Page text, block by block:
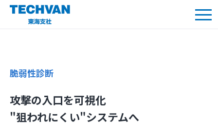
脆弱性診断
攻撃の入口を可視化
"狙われにくい"システムへ